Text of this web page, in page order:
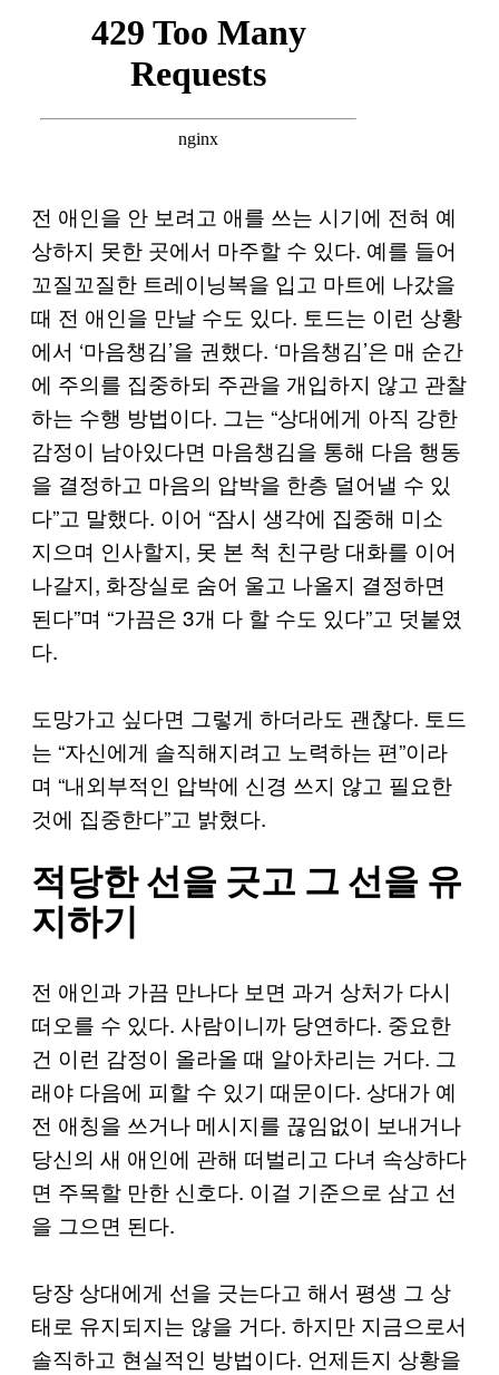
전 애인을 안 보려고 애를 쓰는 시기에 전혀 예
상하지 못한 곳에서 마주할 수 있다. 예를 들어
꼬질꼬질한 트레이닝복을 입고 마트에 나갔을
때 전 애인을 만날 수도 있다. 토드는 이런 상황
에서 ‘마음챙김’을 권했다. ‘마음챙김’은 매 순간
에 주의를 집중하되 주관을 개입하지 않고 관찰
하는 수행 방법이다. 그는 “상대에게 아직 강한
감정이 남아있다면 마음챙김을 통해 다음 행동
을 결정하고 마음의 압박을 한층 덜어낼 수 있
다”고 말했다. 이어 “잠시 생각에 집중해 미소
지으며 인사할지, 못 본 척 친구랑 대화를 이어
나갈지, 화장실로 숨어 울고 나올지 결정하면
된다”며 “가끔은 3개 다 할 수도 있다”고 덧붙였
다.
도망가고 싶다면 그렇게 하더라도 괜찮다. 토드
는 “자신에게 솔직해지려고 노력하는 편”이라
며 “내외부적인 압박에 신경 쓰지 않고 필요한
것에 집중한다”고 밝혔다.
적당한 선을 긋고 그 선을 유
지하기
전 애인과 가끔 만나다 보면 과거 상처가 다시
떠오를 수 있다. 사람이니까 당연하다. 중요한
건 이런 감정이 올라올 때 알아차리는 거다. 그
래야 다음에 피할 수 있기 때문이다. 상대가 예
전 애칭을 쓰거나 메시지를 끊임없이 보내거나
당신의 새 애인에 관해 떠벌리고 다녀 속상하다
면 주목할 만한 신호다. 이걸 기준으로 삼고 선
을 그으면 된다.
당장 상대에게 선을 긋는다고 해서 평생 그 상
태로 유지되지는 않을 거다. 하지만 지금으로서
솔직하고 현실적인 방법이다. 언제든지 상황을